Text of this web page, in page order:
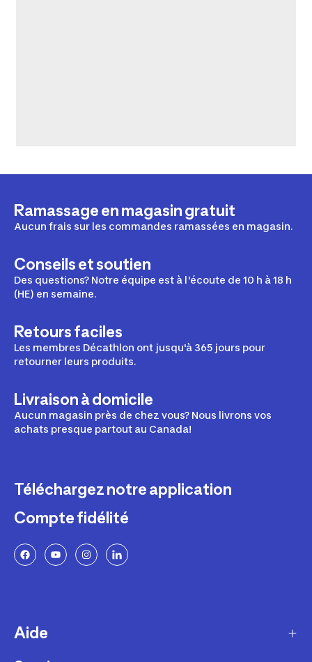
Ramassage en magasin gratuit
Aucun frais sur les commandes ramassées en magasin.
Conseils et soutien
Des questions? Notre équipe est à l'écoute de 10 h à 18 h
(HE) en semaine.
Retours faciles
Les membres Décathlon ont jusqu'à 365 jours pour
retourner leurs produits.
Livraison à domicile
Aucun magasin près de chez vous? Nous livrons vos
achats presque partout au Canada!
Téléchargez notre application
Compte fidélité
Aide